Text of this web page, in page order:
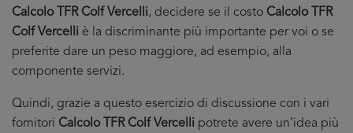
Calcolo TFR Colf Vercelli, decidere se il costo Calcolo TFR
Colf Vercelli è la discriminante più importante per voi o se
preferite dare un peso maggiore, ad esempio, alla
componente servizi.
Quindi, grazie a questo esercizio di discussione con i vari
fornitori Calcolo TFR Colf Vercelli potrete avere un’idea più